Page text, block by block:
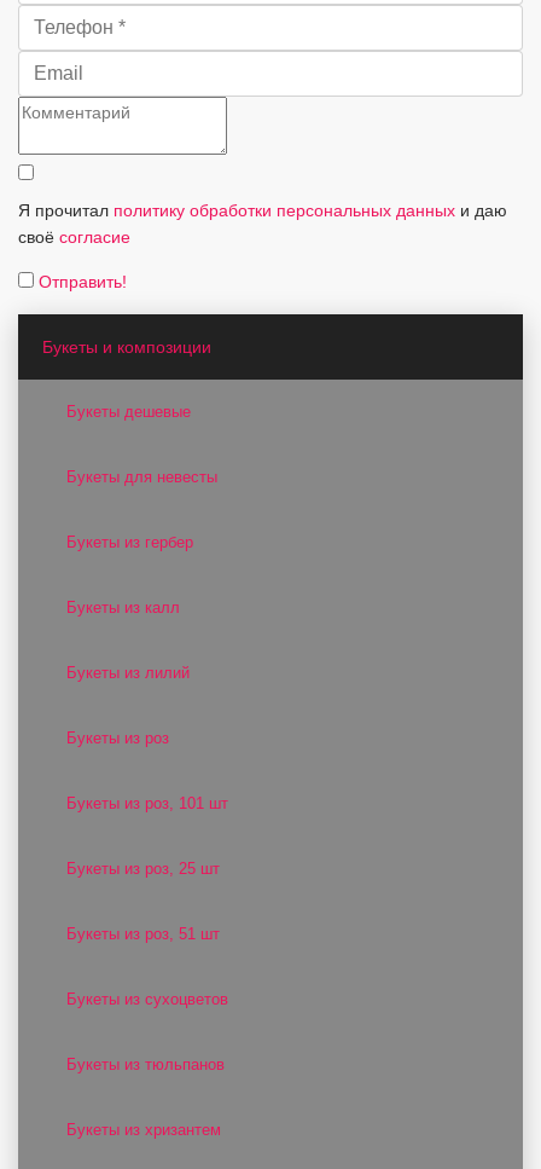
Я прочитал политику обработки персональных данных и даю
своё согласие
Отправить!
Букеты и композиции
Букеты дешевые
Букеты для невесты
Букеты из гербер
Букеты из калл
Букеты из лилий
Букеты из роз
Букеты из роз, 101 шт
Букеты из роз, 25 шт
Букеты из роз, 51 шт
Букеты из сухоцветов
Букеты из тюльпанов
Букеты из хризантем